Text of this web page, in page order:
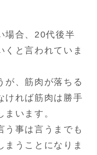
場合、20代後半
くと言われていま
が、筋肉が落ちる
ければ筋肉は勝手
います。
う事は言うまでも
まうことになりま